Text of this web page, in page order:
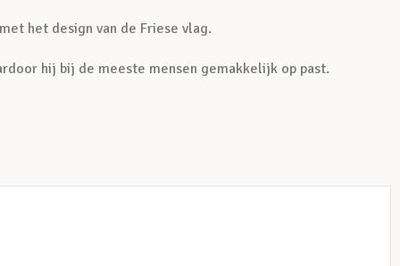
het design van de Friese vlag.
hij bij de meeste mensen gemakkelijk op past.